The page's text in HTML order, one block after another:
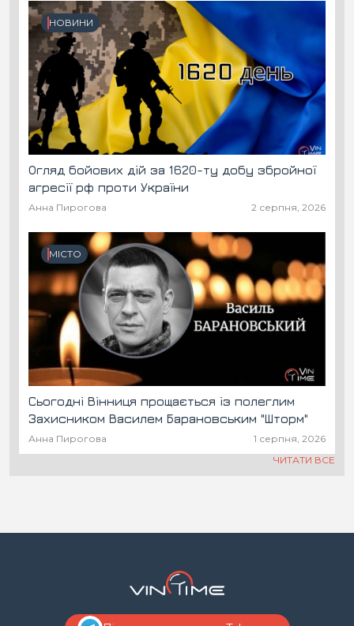
НОВИНИ
Огляд бойових дій за 1620-ту добу збройної
агресії рф проти України
Анна Пирогова 2 серпня, 2026
МІСТО
Сьогодні Вінниця прощається із полеглим
Захисником Василем Барановським "Шторм"
Анна Пирогова
1 серпня, 2026
ЧИТАТИ ВСЕ